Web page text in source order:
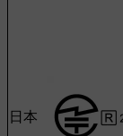
日本